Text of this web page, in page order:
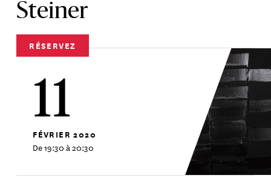
Steiner
RÉSERVEZ
11
FÉVRIER 2020
De 19:30 à 20:30